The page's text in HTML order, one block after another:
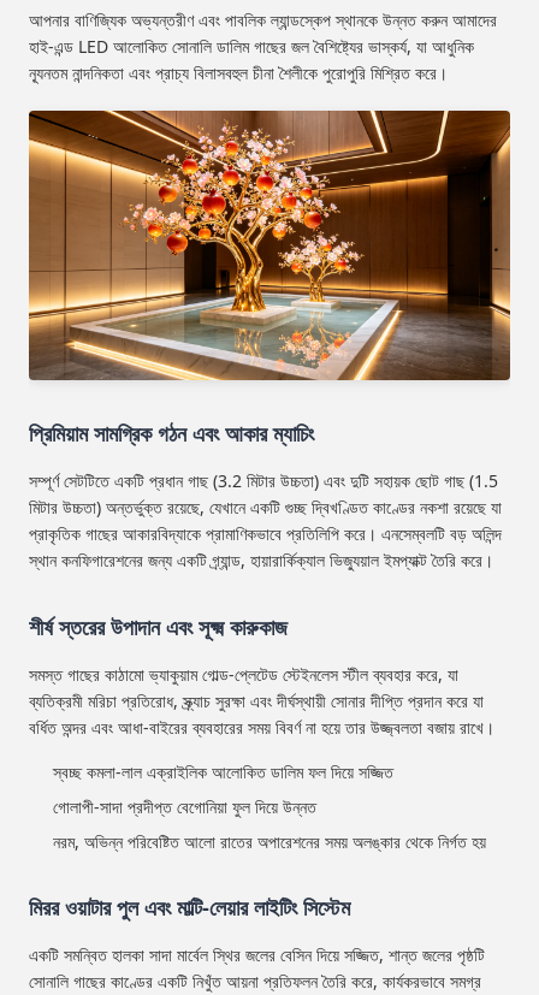
আপনার বাণিজ্যিক অভ্যন্তরীণ এবং পাবলিক ল্যান্ডস্কেপ স্থানকে উন্নত করুন আমাদের
হাই-এন্ড LED আলোকিত সোনালি ডালিম গাছের জল বৈশিষ্ট্যের ভাস্কর্য, যা আধুনিক
ন্যূনতম নান্দনিকতা এবং প্রাচ্য বিলাসবহুল চীনা শৈলীকে পুরোপুরি মিশ্রিত করে।
প্রিমিয়াম সামগ্রিক গঠন এবং আকার ম্যাচিং
সম্পূর্ণ সেটটিতে একটি প্রধান গাছ (3.2 মিটার উচ্চতা) এবং দুটি সহায়ক ছোট গাছ (1.5
মিটার উচ্চতা) অন্তর্ভুক্ত রয়েছে, যেখানে একটি গুচ্ছ দ্বিখণ্ডিত কাণ্ডের নকশা রয়েছে যা
প্রাকৃতিক গাছের আকারবিদ্যাকে প্রামাণিকভাবে প্রতিলিপি করে। এনসেম্বলটি বড় অলিন্দ
স্থান কনফিগারেশনের জন্য একটি গ্র্যান্ড, হায়ারার্কিক্যাল ভিজ্যুয়াল ইমপ্যাক্ট তৈরি করে।
শীর্ষ স্তরের উপাদান এবং সূক্ষ্ম কারুকাজ
সমস্ত গাছের কাঠামো ভ্যাকুয়াম গোল্ড-প্লেটেড স্টেইনলেস স্টীল ব্যবহার করে, যা
ব্যতিক্রমী মরিচা প্রতিরোধ, স্ক্র্যাচ সুরক্ষা এবং দীর্ঘস্থায়ী সোনার দীপ্তি প্রদান করে যা
বর্ধিত অন্দর এবং আধা-বাইরের ব্যবহারের সময় বিবর্ণ না হয়ে তার উজ্জ্বলতা বজায় রাখে।
স্বচ্ছ কমলা-লাল এক্রাইলিক আলোকিত ডালিম ফল দিয়ে সজ্জিত
গোলাপী-সাদা প্রদীপ্ত বেগোনিয়া ফুল দিয়ে উন্নত
নরম, অভিন্ন পরিবেষ্টিত আলো রাতের অপারেশনের সময় অলঙ্কার থেকে নির্গত হয়
মিরর ওয়াটার পুল এবং মাল্টি-লেয়ার লাইটিং সিস্টেম
একটি সমন্বিত হালকা সাদা মার্বেল স্থির জলের বেসিন দিয়ে সজ্জিত, শান্ত জলের পৃষ্ঠটি
সোনালি গাছের কাণ্ডের একটি নিখুঁত আয়না প্রতিফলন তৈরি করে, কার্যকরভাবে সমগ্র